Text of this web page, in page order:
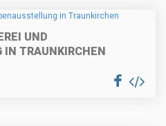
UND
IN TRAUNKIRCHEN